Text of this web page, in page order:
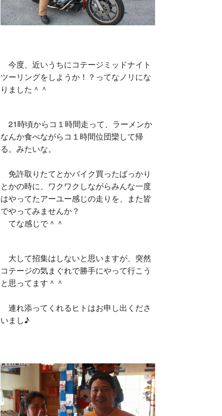
今度、近いうちにコテージミッドナイト
ツーリングをしようか！？ってなノリにな
りました＾＾
21時頃からコ１時間走って、ラーメンか
なんか食べながらコ１時間位団欒して帰
る。みたいな。
免許取りたてとかバイク買ったばっかり
とかの時に、ワクワクしながらみんな一度
はやってたアーユー感じの走りを、また皆
でやってみませんか？
てな感じで＾＾
大して招集はしないと思いますが、突然
コテージの気まぐれで勝手にやって行こう
と思ってます＾＾
連れ添ってくれるヒトはお申し出くださ
いまし♪